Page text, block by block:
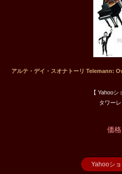
アルテ・デイ・スオナトーリ Telemann:
【 Yahooシ
タワー
価
Yahooシ